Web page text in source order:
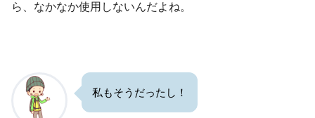
ら、なかなか使用しないんだよね。
私もそうだったし！